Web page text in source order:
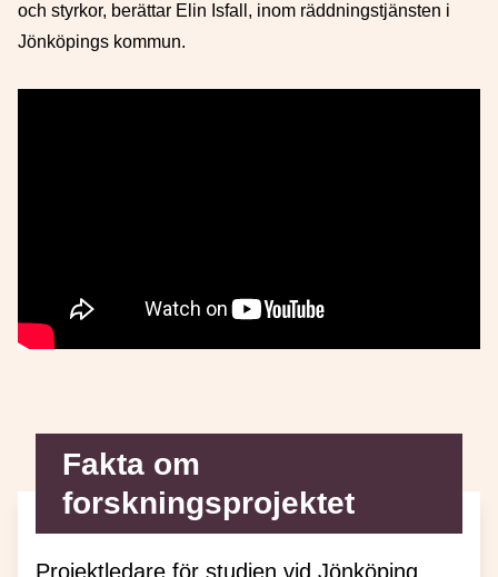
och styrkor, berättar Elin Isfall, inom räddningstjänsten i
Jönköpings kommun.
Fakta om
forskningsprojektet
Projektledare för studien vid Jönköping